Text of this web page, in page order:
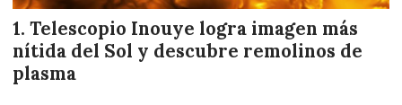
Telescopio Inouye logra imagen más
nítida del Sol y descubre remolinos de
plasma